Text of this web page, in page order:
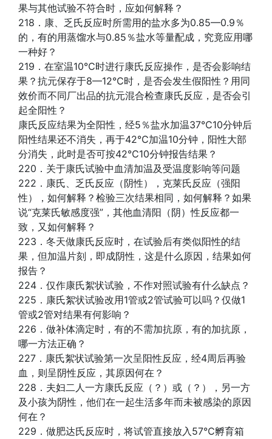
果与其他试验不符合时，应如何解释？
218．康、乏氏反应时所需用的盐水多为0.85—0.9％
的，有的用蒸馏水与0.85％盐水等量配成，究竟应用哪
一种好？
219．在室温10℃时进行康氏反应操作，是否会影响结
果？抗元保存于8—12℃时，是否会发生假阳性？用同
效价而不同厂出品的抗元混合检查康氏反应，是否会引
起全阳性？
康氏反应结果为全阳性，经5％盐水加温37℃10分钟后
阳性结果还不消失，再于42℃加温10分钟，阳性大部
分消失，此时是否可按42℃10分钟报告结果？
220．关于康氏试验中血清加温及受温度影响等问题
222．康氏、乏氏反应（阴性），克莱氏反应（强阳
性），如何解释？检验三次结果相同，如何解释？如果
说“克莱氏敏感度强”，其他血清阳（阴）性反应都一
致，又如何解释？
223．冬天做康氏反应时，在试验后有类似阳性的结
果，但加温片刻，即成阴性，这是什么原因，结果如何
报告？
224．仅作康氏絮状试验，不作对照试验有什么缺点？
225．康氏絮状试验改用1管或2管试验可以吗？仅做1
管或2管对结果有何影响？
226．做补体滴定时，有的不需加抗原，有的加抗原，
哪一方法正确？
227．康氏絮状试验第一次呈阳性反应，经4周后再验
血，则呈阴性反应，其原因何在？
228．夫妇二人一方康氏反应（？）或（？），另一方
及小孩为阴性，他们在一起生活多年而未被感染的原因
何在？
229．做肥达氏反应时，将试管直接放入57℃孵育箱